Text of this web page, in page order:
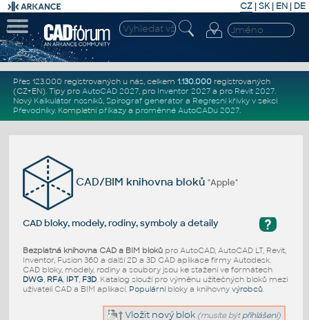
CZ | SK| EN | DE
Přes 123.000 registrovaných u nás, celkem 1.130.000registrovaných
(CZ+EN). Tipy pro AutoCAD 2027, pro Inventor 2027a pro Revit 2027.
Nový Kalkulátor nosníků, Spirograf generátor a Regresní křivkyv sekci
Převodníky. Kompletní příkazya proměnné AutoCADu 2027.
CAD/BIM knihovna bloků"Apple"
?
CAD bloky, modely, rodiny, symboly a detaily
Bezplatná knihovna CAD a BIM blokůpro AutoCAD, AutoCAD LT, Revit,
Inventor, Fusion 360 a další 2D a 3D CAD aplikace firmy Autodesk.
CAD bloky, modely, rodiny a soubory jsou ke stažení ve formátech
DWG, RFA, IPT, F3D. Katalog slouží pro výměnu užitečných bloků mezi
uživateli CAD a BIM aplikací. Populárníbloky a knihovny výrobců.
Vložit nový blok (musíte být přihlášeni)